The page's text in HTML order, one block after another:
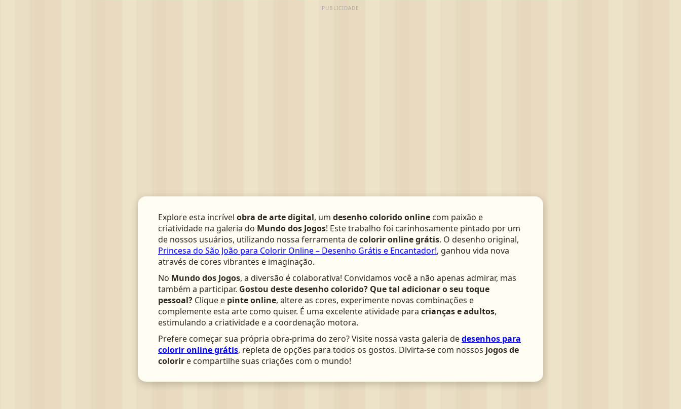
PUBLICIDADE
Explore esta incrível obra de arte digital, um desenho colorido online com paixão e
criatividade na galeria do Mundo dos Jogos! Este trabalho foi carinhosamente pintado por um
de nossos usuários, utilizando nossa ferramenta decolorir online grátis. O desenho original,
Princesa do São João para Colorir Online – Desenho Grátis e Encantador!, ganhou vida nova
através de cores vibrantes e imaginação.
No Mundo dos Jogos, a diversão é colaborativa! Convidamos você a não apenas admirar, mas
também a participar. Gostou deste desenho colorido? Que tal adicionar o seu toque
pessoal? Clique e pinte online, altere as cores, experimente novas combinações e
complemente esta arte como quiser. É uma excelente atividade para crianças e adultos,
estimulando a criatividade e a coordenação motora.
Prefere começar sua própria obra-prima do zero? Visite nossa vasta galeria dedesenhos para
colorir online grátis, repleta de opções para todos os gostos. Divirta-se com nossos jogos de
colorir e compartilhe suas criações com o mundo!